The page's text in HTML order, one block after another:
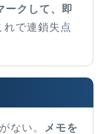
ークして、即
れで連鎖失点
ない。
メモを